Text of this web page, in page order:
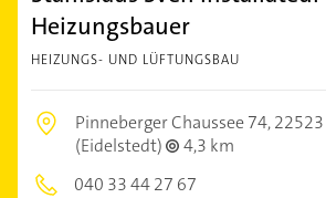
Heizungsbauer
HEIZUNGS- UND LÜFTUNGSBAU
Pinneberger Chaussee 74,
(Eidelstedt)
4,3 km
040 33 44 27 67